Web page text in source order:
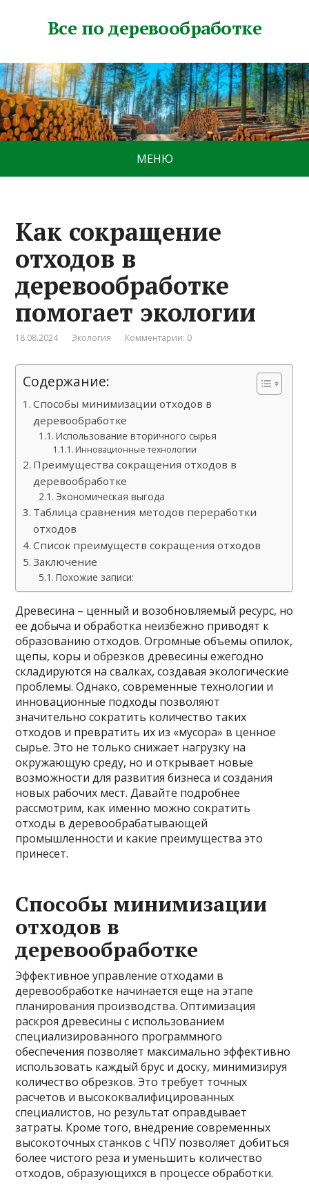
Все по деревообработке
МЕНЮ
Как сокращение
отходов в
деревообработке
помогает экологии
18.08.2024 Экология Комментарии: 0
Содержание:
Способы минимизации отходов в
деревообработке
Использование вторичного сырья
Инновационные технологии
Преимущества сокращения отходов в
деревообработке
Экономическая выгода
Таблица сравнения методов переработки
отходов
Список преимуществ сокращения отходов
Заключение
Похожие записи:
Древесина – ценный и возобновляемый ресурс, но
ее добыча и обработка неизбежно приводят к
образованию отходов. Огромные объемы опилок,
щепы, коры и обрезков древесины ежегодно
складируются на свалках, создавая экологические
проблемы. Однако, современные технологии и
инновационные подходы позволяют
значительно сократить количество таких
отходов и превратить их из «мусора» в ценное
сырье. Это не только снижает нагрузку на
окружающую среду, но и открывает новые
возможности для развития бизнеса и создания
новых рабочих мест. Давайте подробнее
рассмотрим, как именно можно сократить
отходы в деревообрабатывающей
промышленности и какие преимущества это
принесет.
Способы минимизации
отходов в
деревообработке
Эффективное управление отходами в
деревообработке начинается еще на этапе
планирования производства. Оптимизация
раскроя древесины с использованием
специализированного программного
обеспечения позволяет максимально эффективно
использовать каждый брус и доску, минимизируя
количество обрезков. Это требует точных
расчетов и высококвалифицированных
специалистов, но результат оправдывает
затраты. Кроме того, внедрение современных
высокоточных станков с ЧПУ позволяет добиться
более чистого реза и уменьшить количество
отходов, образующихся в процессе обработки.